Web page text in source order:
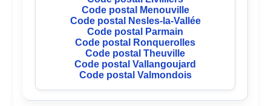
Code postal Menouville
Code postal Nesles-la-Vallée
Code postal Parmain
Code postal Ronquerolles
Code postal Theuville
Code postal Vallangoujard
Code postal Valmondois